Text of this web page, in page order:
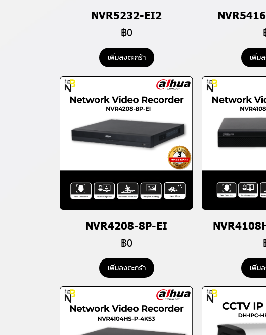
NVR5232-EI2
฿0
เพิ่มลงตะกร้า เพิ่ม
NVR4208-8P-EI
฿0
เพิ่มลงตะกร้า เพิ่ม